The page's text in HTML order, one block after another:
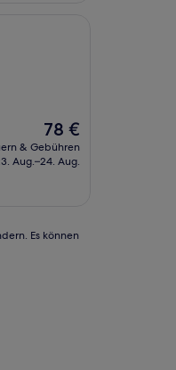
Der
Preis
beträgt
78 €
& Gebühren
Aug.–24. Aug.
Es können